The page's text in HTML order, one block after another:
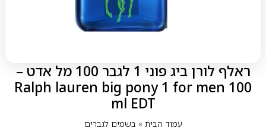
ראלף לורן ביג פוני 1 לגבר 100 מל אדט –
Ralph lauren big pony 1 for men 100
ml EDT
עמוד הבית» בשמים לגברים